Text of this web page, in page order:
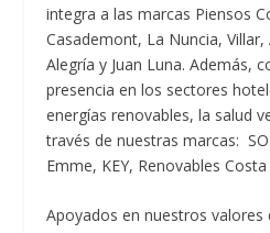
integra a las marcas Piensos
Casademont, La Nuncia,
Alegría y Juan Luna. Además,
presencia en los sectores
energías renovables, la salud
través de nuestras marcas:
Emme, KEY, Renovables
Apoyados en nuestros